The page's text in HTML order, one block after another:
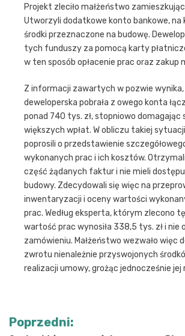
Projekt zleciło małżeństwo
Utworzyli dodatkowe konto bankowe, na
środki przeznaczone na budowę.
tych funduszy za pomocą karty
w ten sposób opłacenie prac oraz zakup
Z informacji zawartych w pozwie wynika,
deweloperska pobrała z owego konta
ponad 740 tys. zł, stopniowo domagając
większych wpłat. W obliczu takiej
poprosili o przedstawienie
wykonanych prac i ich kosztów.
część żądanych faktur i nie mieli
budowy. Zdecydowali się więc na
inwentaryzacji i oceny wartości
prac. Według eksperta, którym zlecono
wartość prac wynosiła 338,5 tys. zł i nie
zamówieniu. Małżeństwo wezwało więc
zwrotu nienależnie przyswojonych
realizacji umowy, grożąc jednocześnie jej
Nawigacja
Poprzedni: